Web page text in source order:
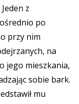
z
po
przy nim
na
jego mieszkania,
sobie bark.
mu